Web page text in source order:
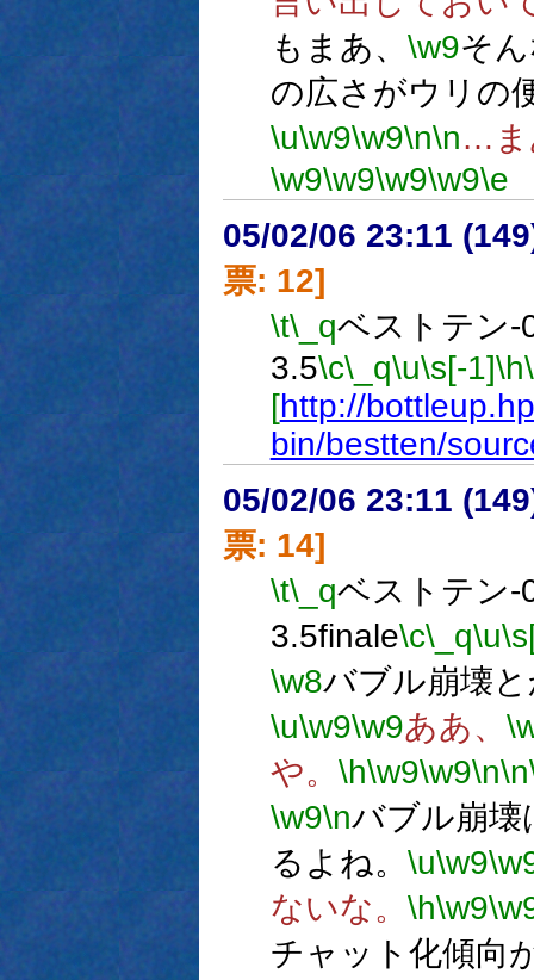
もまあ、 \w9そ
の広さがウリの
\u\w9\w9\n\n…ま
\w9\w9\w9\w9\e
05/02/06 23:11
票: 12]
\t\_qベストテン-
3.5\c\_q\u\s[-1]\h
[http://
bin/bestten/
05/02/06 23:11
票: 14]
\t\_qベストテン-
3.5finale\c\_q\u
\w8バブル崩壊
\u\w9\w9ああ、
や。 \h\w9\w9\n\n
\w9\nバブル崩壊
るよね。 \u\w9
ないな。 \h\w9
チャット化傾向